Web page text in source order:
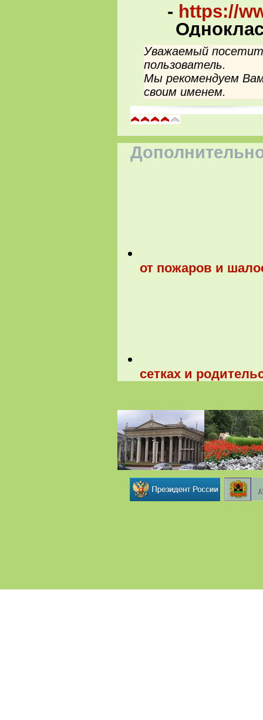
- https://
Уважаемый
пользователь.
Мы рекомендуем
своим именем.
от пожаров и
сетках и